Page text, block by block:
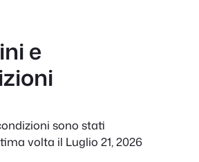
e
sono stati
volta il Luglio 21, 2026